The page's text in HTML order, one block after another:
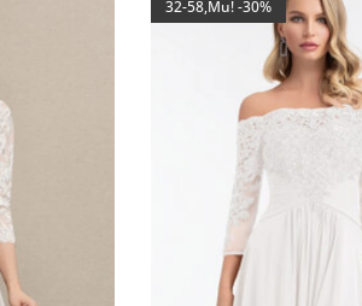
32-58,Mu! -30%